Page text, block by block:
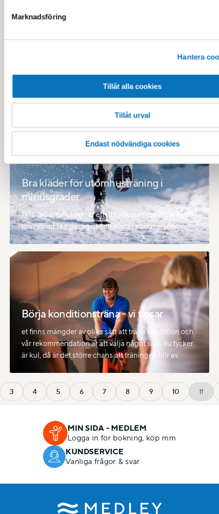
Marknadsföring
Hantera
Tillåt alla cookies
Tillåt urval
Endast nödvändiga cookies
Vi fick en fråga: Vilka är era mest populära
gruppträningspass? Och det måste vi ju såklart hitta
svaret på.
Bra kläder för utomhusträning i
minusgrader
“Klä dig efter väder” är ett uttryck som stämmer extra
bra om du ska ge dig ut och träna i minusgrader.
Börja konditionsträna - vi tipsar
et finns mängder av olika sätt att träna kondition och
vår rekommendation är att välja något som du tycker
är kul, då är det större chans att träningen blir av.
3 4 5 6 7 8 9 10 11
MIN SIDA - MEDLEM
Logga in för bokning, köp mm
KUNDSERVICE
Vanliga frågor & svar